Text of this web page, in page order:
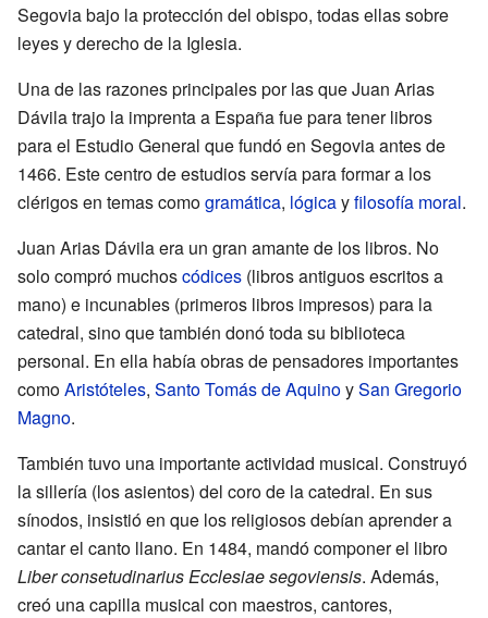
Segovia bajo la protección del obispo, todas ellas sobre
leyes y derecho de la Iglesia.
Una de las razones principales por las que Juan Arias
Dávila trajo la imprenta a España fue para tener libros
para el Estudio General que fundó en Segovia antes de
1466. Este centro de estudios servía para formar a los
clérigos en temas comogramática, lógicayfilosofía moral.
Juan Arias Dávila era un gran amante de los libros. No
solo compró muchoscódices (libros antiguos escritos a
mano) e incunables (primeros libros impresos) para la
catedral, sino que también donó toda su biblioteca
personal. En ella había obras de pensadores importantes
comoAristóteles, Santo Tomás de AquinoySan Gregorio
Magno.
También tuvo una importante actividad musical. Construyó
la sillería (los asientos) del coro de la catedral. En sus
sínodos, insistió en que los religiosos debían aprender a
cantar el canto llano. En 1484, mandó componer el libro
Liber consetudinarius Ecclesiae segoviensis. Además,
creó una capilla musical con maestros, cantores,